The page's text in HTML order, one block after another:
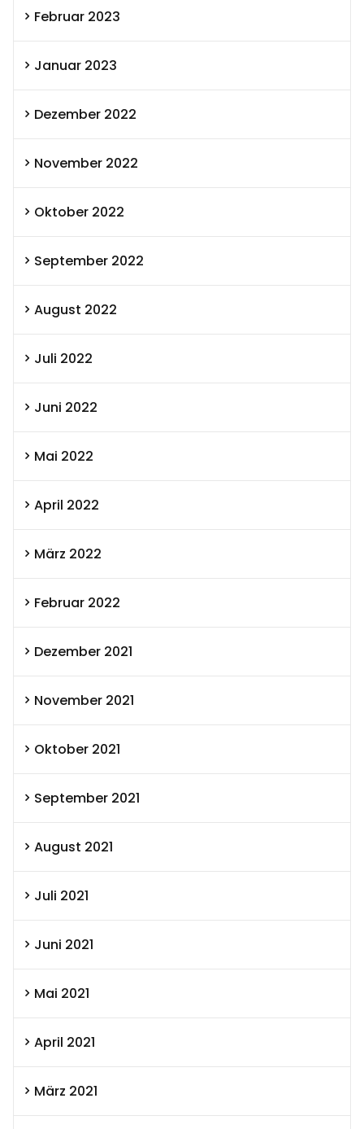
Februar 2023
Januar 2023
Dezember 2022
November 2022
Oktober 2022
September 2022
August 2022
Juli 2022
Juni 2022
Mai 2022
April 2022
März 2022
Februar 2022
Dezember 2021
November 2021
Oktober 2021
September 2021
August 2021
Juli 2021
Juni 2021
Mai 2021
April 2021
März 2021